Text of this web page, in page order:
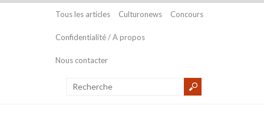
Tous les articles Culturonews Concours
Confidentialité / A propos
Nous contacter